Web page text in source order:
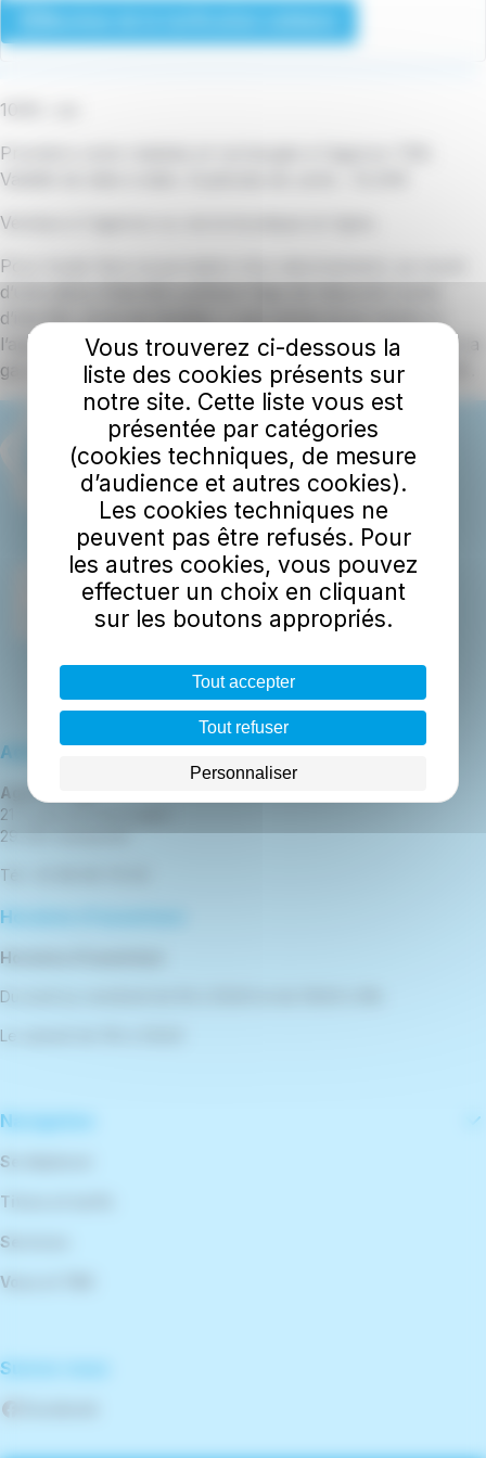
100€ / an
Première carte réalisée et rechargée à l’agence TBK.
Validité de date à date. Duplicata de carte : 10,00€
Vendue à l'agence ou via la boutique en ligne.
Pour toute 1ère souscription d’un abonnement, se munir
d’une pièce d’identité justifiant l’âge de l’abonné (carte
d’identité, livret de famille) + une photo et se rendre à
l’agence TBK située au Bâtiment SNCF, 21 boulevard de la
gare 29300 QUIMPERLE ou sur la boutique en ligne TBK.
Adresse
Agence TBK
21 boulevard de la gare
29 300 Quimperlé
Tél : 02 98 96 76 00
Horaires d'ouverture
Horaires d'ouverture
Du lundi au vendredi de 9h à 12h30 et de 13h30 à 18h
Le samedi de 10h à 12h30
Navigation
Se déplacer
Titres et tarifs
Services
Vous et TBK
Suivez-nous
Vous trouverez ci-dessous la
liste des cookies présents sur
notre site. Cette liste vous est
présentée par catégories
(cookies techniques, de mesure
d’audience et autres cookies).
Les cookies techniques ne
peuvent pas être refusés. Pour
les autres cookies, vous pouvez
effectuer un choix en cliquant
sur les boutons appropriés.
Tout accepter
Tout refuser
Personnaliser